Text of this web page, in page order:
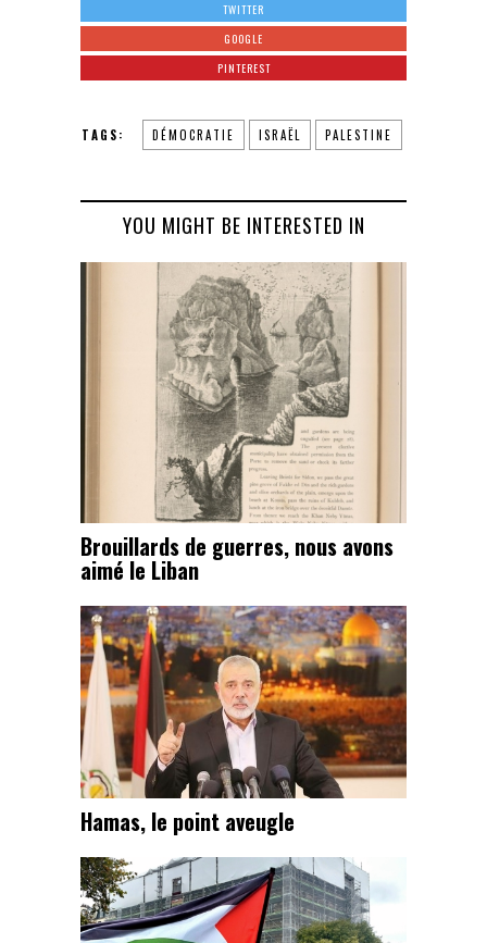
TWITTER
GOOGLE
PINTEREST
TAGS: DÉMOCRATIE ISRAËL PALESTINE
YOU MIGHT BE INTERESTED IN
Brouillards de guerres, nous avons
aimé le Liban
Hamas, le point aveugle